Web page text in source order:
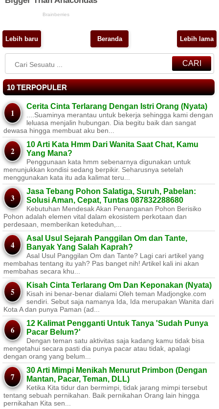
Lebih baru Lebih lama
Beranda
CARI
10 TERPOPULER
Cerita Cinta Terlarang Dengan Istri Orang (Nyata)
....Suaminya merantau untuk bekerja sehingga kami dengan
leluasa menjalin hubungan. Dia begitu baik dan sangat
dewasa hingga membuat aku ben...
10 Arti Kata Hmm Dari Wanita Saat Chat, Kamu
Yang Mana?
Penggunaan kata hmm sebenarnya digunakan untuk
menunjukkan kondisi sedang berpikir. Seharusnya setelah
menggunakan kata itu ada kalimat teru...
Jasa Tebang Pohon Salatiga, Suruh, Pabelan:
Solusi Aman, Cepat, Tuntas 087832288680
Kebutuhan Mendesak Akan Penanganan Pohon Berisiko ​
Pohon adalah elemen vital dalam ekosistem perkotaan dan
perdesaan, memberikan keteduhan,...
Asal Usul Sejarah Panggilan Om dan Tante,
Banyak Yang Salah Kaprah?
Asal Usul Panggilan Om dan Tante? Lagi cari artikel yang
membahas tentang itu yah? Pas banget nih! Artikel kali ini akan
membahas secara khu...
Kisah Cinta Terlarang Om Dan Keponakan (Nyata)
Kisah ini benar-benar dialami Oleh teman Madjongke.com
sendiri. Sebut saja namanya Ida, Ida merupakan Wanita dari
Kota A dan punya Paman (ad...
12 Kalimat Pengganti Untuk Tanya 'Sudah Punya
Pacar Belum?'
Dengan teman satu aktivitas saja kadang kamu tidak bisa
mengetahui secara pasti dia punya pacar atau tidak, apalagi
dengan orang yang belum...
30 Arti Mimpi Menikah Menurut Primbon (Dengan
Mantan, Pacar, Teman, DLL)
Ketika Kita tidur dan bermimpi, tidak jarang mimpi tersebut
tentang sebuah pernikahan. Baik pernikahan Orang lain hingga
pernikahan Kita sen...